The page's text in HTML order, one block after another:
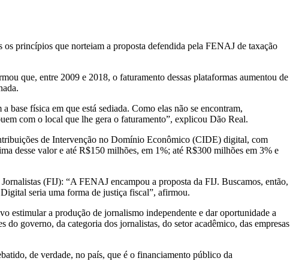
princípios que norteiam a proposta defendida pela FENAJ de taxação
que, entre 2009 e 2018, o faturamento dessas plataformas aumentou de
base física em que está sediada. Como elas não se encontram,
com o local que lhe gera o faturamento”, explicou Dão Real.
de Intervenção no Domínio Econômico (CIDE) digital, com
desse valor e até R$150 milhões, em 1%; até R$300 milhões em 3% e
(FIJ): “A FENAJ encampou a proposta da FIJ. Buscamos, então,
seria uma forma de justiça fiscal”, afirmou.
estimular a produção de jornalismo independente e dar oportunidade a
governo, da categoria dos jornalistas, do setor acadêmico, das empresas
de verdade, no país, que é o financiamento público da